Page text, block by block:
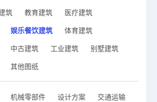
筑 教育建筑 医疗建筑
娱乐餐饮建筑 体育建筑
中古建筑 工业建筑 别墅建筑
其他图纸
机械零部件 设计方案 交通运输